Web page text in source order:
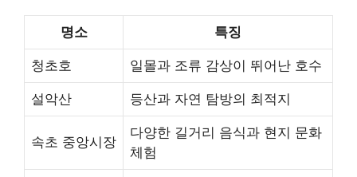
명소 특징
청초호 일몰과 조류 감상이 뛰어난 호수
설악산 등산과 자연 탐방의 최적지
속초 중앙시장
다양한 길거리 음식과 현지 문화
체험